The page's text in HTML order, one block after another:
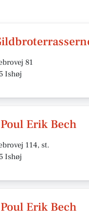
81
Ishøj
Erik Bech
114, st.
Ishøj
Erik Bech